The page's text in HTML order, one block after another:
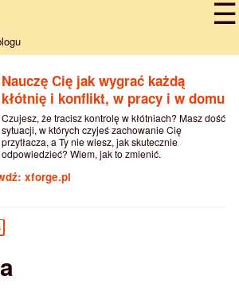
Nauczę Cię jak wygrać każdą
kłótnię i konflikt, w pracy i w domu
Czujesz, że tracisz kontrolę w kłótniach? Masz dość
sytuacji, w których czyjeś zachowanie Cię
przytłacza, a Ty nie wiesz, jak skutecznie
odpowiedzieć? Wiem, jak to zmienić.
xforge.pl